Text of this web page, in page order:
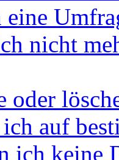
nicht
oder
auf
ich keine